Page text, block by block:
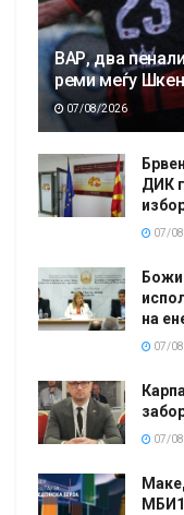
ВАР, два
реми меѓу
07/08/2026
ДИК
07/
на
07/
07/